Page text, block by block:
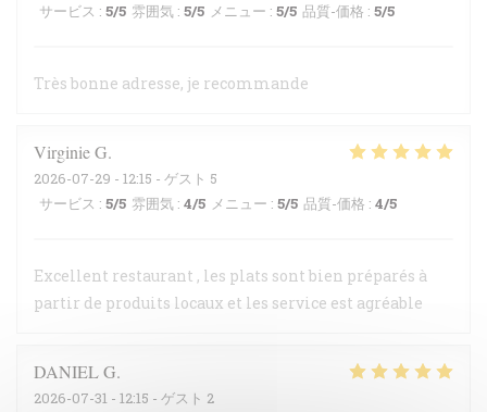
サービス : 5/5 雰囲気 : 5/5 メニュー : 5/5 品質-価格 : 5/5
Très bonne adresse, je recommande
VirginieG
2026-07-29 - 12:15 - ゲスト 5
サービス : 5/5 雰囲気 : 4/5 メニュー : 5/5 品質-価格 : 4/5
Excellent restaurant , les plats sont bien préparés à
partir de produits locaux et les service est agréable
DANIELG
2026-07-31 - 12:15 - ゲスト 2